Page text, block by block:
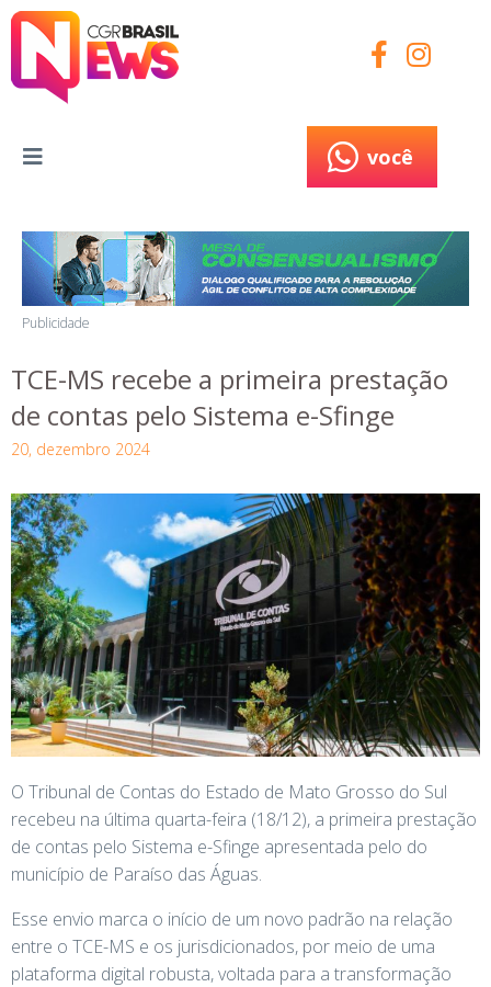
você
Publicidade
TCE-MS recebe a primeira prestação
de contas pelo Sistema e-Sfinge
20, dezembro 2024
O Tribunal de Contas do Estado de Mato Grosso do Sul
recebeu na última quarta-feira (18/12), a primeira prestação
de contas pelo Sistema e-Sfinge apresentada pelo do
município de Paraíso das Águas.
Esse envio marca o início de um novo padrão na relação
entre o TCE-MS e os jurisdicionados, por meio de uma
plataforma digital robusta, voltada para a transformação